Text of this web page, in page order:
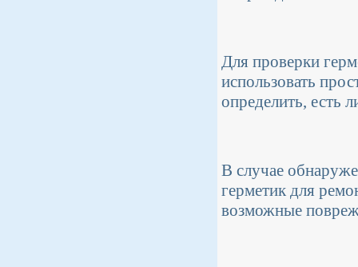
Для проверки
использовать
определить, есть
В случае
герметик для
возможные